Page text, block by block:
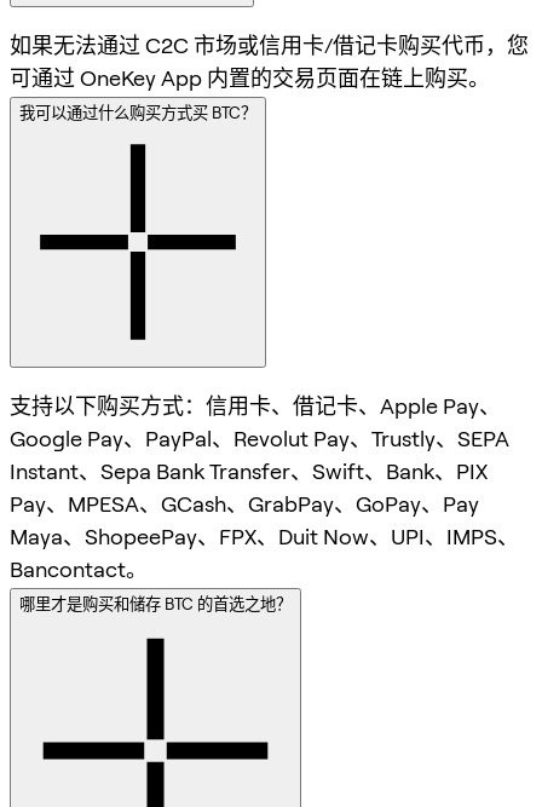
如果无法通过 C2C 市场或信用卡/借记卡购买代币，您
可通过 OneKey App 内置的交易页面在链上购买。
我可以通过什么购买方式买 BTC？
支持以下购买方式：信用卡、借记卡、Apple Pay、
Google Pay、PayPal、Revolut Pay、Trustly、SEPA
Instant、Sepa Bank Transfer、Swift、Bank、PIX
Pay、MPESA、GCash、GrabPay、GoPay、Pay
Maya、ShopeePay、FPX、Duit Now、UPI、IMPS、
Bancontact。
哪里才是购买和储存 BTC 的首选之地？